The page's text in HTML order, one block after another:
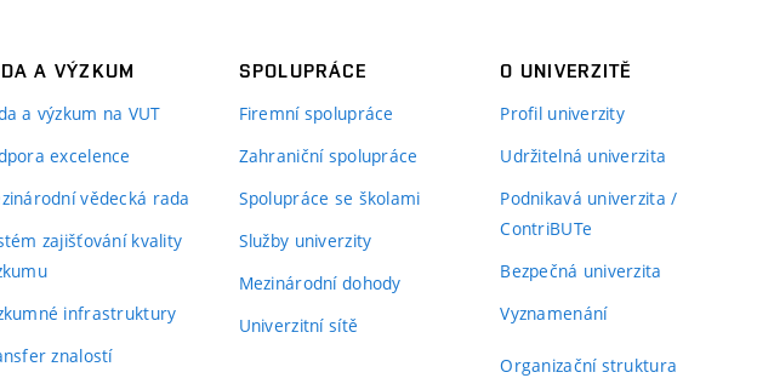
A VÝZKUM
a výzkum na VUT
excelence
vědecká rada
zajišťování kvality
infrastruktury
znalostí
SPOLUPRÁCE
Firemní spolupráce
Zahraniční spolupráce
Spolupráce se školami
Služby univerzity
Mezinárodní dohody
Univerzitní sítě
O UNIVERZITĚ
Profil univerzity
Udržitelná univerzita
Podnikavá univerzita /
ContriBUTe
Bezpečná univerzita
Vyznamenání
Organizační struktura